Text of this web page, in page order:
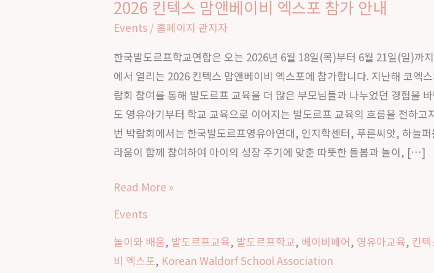
2026 킨텍스 맘앤베이비 엑스포 참가 안내
Events / 홈페이지 관지자
한국발도르프학교연합은 오는 2026년 6월 18일(목)부터 6월 21일(일)까
에서 열리는 2026 킨텍스 맘앤베이비 엑스포에 참가합니다. 지난해 코엑
람회 참여를 통해 발도르프 교육을 더 많은 부모님들과 나누었던 경험을
도 영유아기부터 학교 교육으로 이어지는 발도르프 교육의 흐름을 전하고
번 박람회에서는 한국발도르프영유아연대, 인지학센터, 푸른씨앗, 하늘
라움이 함께 참여하여 아이의 성장 주기에 맞춘 따뜻한 돌봄과 놀이, […]
2026
킨
스
맘
앤
베
이
비
스
포
참
가
Read More »
Events
놀이와 배움, 발도르프교육, 발도르프학교, 베이비페어, 영유아교육, 킨
비 엑스포, Korean Waldorf School Association